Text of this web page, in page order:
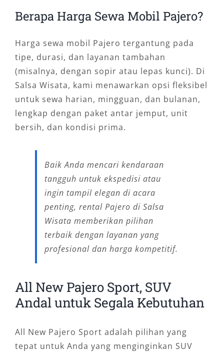
Berapa Harga Sewa Mobil Pajero?
Harga sewa mobil Pajero tergantung pada
tipe, durasi, dan layanan tambahan
(misalnya, dengan sopir atau lepas kunci). Di
Salsa Wisata, kami menawarkan opsi fleksibel
untuk sewa harian, mingguan, dan bulanan,
lengkap dengan paket antar jemput, unit
bersih, dan kondisi prima.
Baik Anda mencari kendaraan
tangguh untuk ekspedisi atau
ingin tampil elegan di acara
penting, rental Pajero di Salsa
Wisata memberikan pilihan
terbaik dengan layanan yang
profesional dan harga kompetitif.
All New Pajero Sport, SUV
Andal untuk Segala Kebutuhan
All New Pajero Sport adalah pilihan yang
tepat untuk Anda yang menginginkan SUV